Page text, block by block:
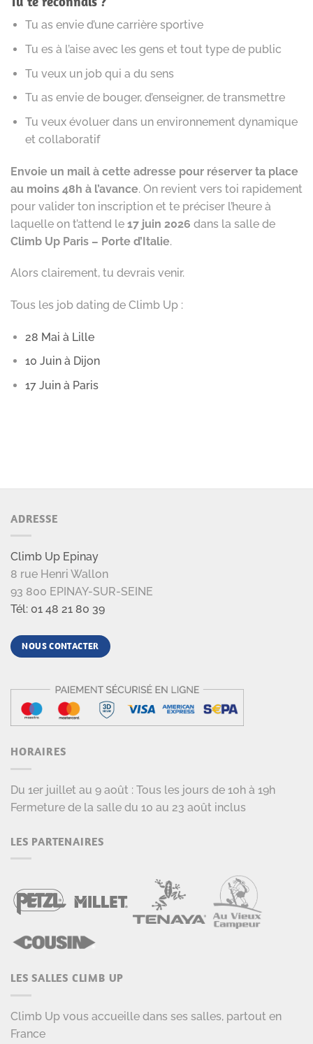
Tu as envie d’une carrière sportive
Tu es à l’aise avec les gens et tout type de public
Tu veux un job qui a du sens
Tu as envie de bouger, d’enseigner, de transmettre
Tu veux évoluer dans un environnement dynamique
et collaboratif
Envoie un mail à cette adresse pour réserver ta place
au moins 48h à l’avance. On revient vers toi rapidement
pour valider ton inscription et te préciser l’heure à
laquelle on t’attend le 17 juin 2026 dans la salle de
Climb Up Paris – Porte d’Italie.
Alors clairement, tu devrais venir.
Tous les job dating de Climb Up :
28 Mai à Lille
10 Juin à Dijon
17 Juin à Paris
ADRESSE
Climb Up Epinay
8 rue Henri Wallon
93 800 EPINAY-SUR-SEINE
Tél: 01 48 21 80 39
NOUS CONTACTER
HORAIRES
Du 1er juillet au 9 août : Tous les jours de 10h à 19h
Fermeture de la salle du 10 au 23 août inclus
LES PARTENAIRES
LES SALLES CLIMB UP
Climb Up vous accueille dans ses salles, partout en
France